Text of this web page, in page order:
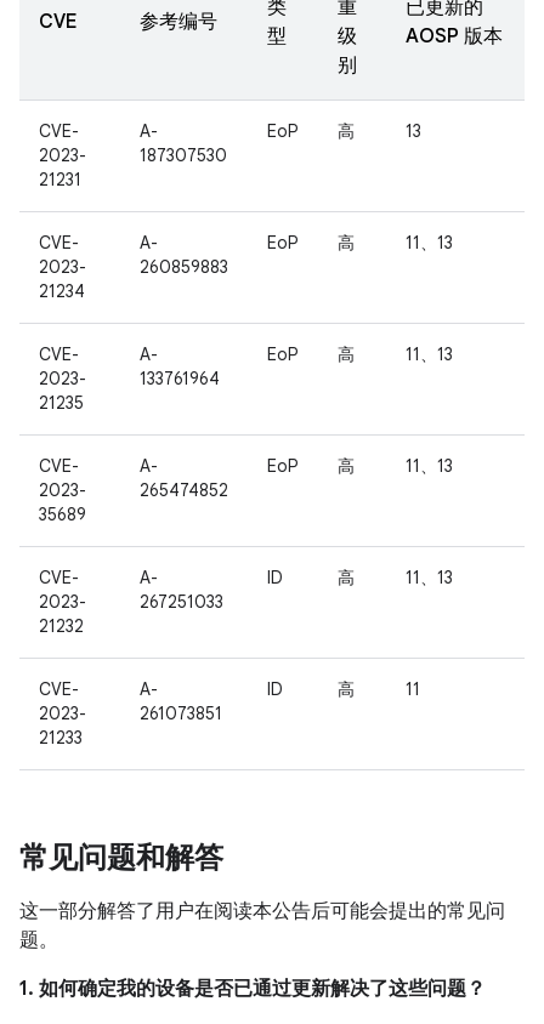
CVE 参考编号
类
型
重
级
别
已更新的
AOSP 版本
CVE-
2023-
21231
A-
187307530
EoP 高 13
CVE-
2023-
21234
A-
260859883
EoP 高 11、13
CVE-
2023-
21235
A-
133761964
EoP 高 11、13
CVE-
2023-
35689
A-
265474852
EoP 高 11、13
CVE-
2023-
21232
A-
267251033
ID 高 11、13
CVE-
2023-
21233
A-
261073851
ID 高 11
常见问题和解答
这一部分解答了用户在阅读本公告后可能会提出的常见问
题。
1. 如何确定我的设备是否已通过更新解决了这些问题？